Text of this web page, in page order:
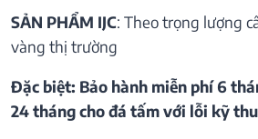
SẢN PHẨM IJC: Theo trọng lượng
vàng thị trường
Đặc biệt: Bảo hành miễn phí 6
24 tháng cho đá tấm với lỗi kỹ